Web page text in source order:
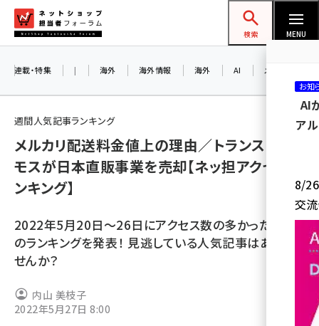
ン
ネットショップ担当者フォーラム
検索 MENU
amazon (2236)
yahoo (1896)
ecbeing (1204)
アスクル (1112)
base (1068)
ビィ・フォアード (769)
連載・特集 | 海外 海外情報 海外 AI メタバース
週間人気記事ランキング
メルカリ配送料金値上の理由／トランスコス
モスが日本直販事業を売却【ネッ担アクセスラ
ンキング】
2022年5月20日～26日にアクセス数の多かった記事
のランキングを発表！ 見逃している人気記事はありま
せんか？
内山 美枝子
2022年5月27日 8:00
お知
AI
ア
8/26
交